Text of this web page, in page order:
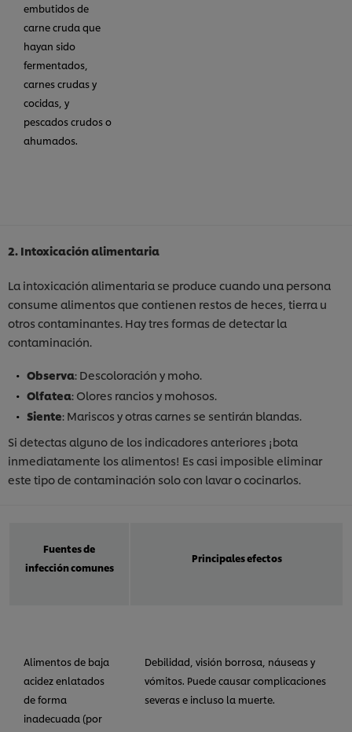
embutidos de
carne cruda que
hayan sido
fermentados,
carnes crudas y
cocidas, y
pescados crudos o
ahumados.
2. Intoxicación alimentaria
La intoxicación alimentaria se produce cuando una persona
consume alimentos que contienen restos de heces, tierra u
otros contaminantes. Hay tres formas de detectar la
contaminación.
Observa: Descoloración y moho.
Olfatea: Olores rancios y mohosos.
Siente: Mariscos y otras carnes se sentirán blandas.
Si detectas alguno de los indicadores anteriores ¡bota
inmediatamente los alimentos! Es casi imposible eliminar
este tipo de contaminación solo con lavar o cocinarlos.
Fuentes de
infección comunes
Principales efectos
Alimentos de baja
acidez enlatados
de forma
inadecuada (por
Debilidad, visión borrosa, náuseas y
vómitos. Puede causar complicaciones
severas e incluso la muerte.